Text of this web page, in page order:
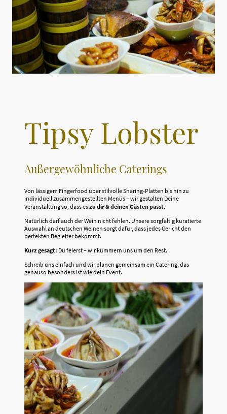
Tipsy Lobster
Außergewöhnliche Caterings
Von lässigem Fingerfood über stilvolle Sharing-Platten bis hin zu
individuell zusammengestellten Menüs – wir gestalten Deine
Veranstaltung so, dass eszu dir & deinen Gästen passt.
Natürlich darf auch der Wein nicht fehlen. Unsere sorgfältig kuratierte
Auswahl an deutschen Weinen sorgt dafür, dass jedes Gericht den
perfekten Begleiter bekommt.
Kurz gesagt: Du feierst – wir kümmern uns um den Rest.
Schreib uns einfach und wir planen gemeinsam ein Catering, das
genauso besonders ist wie dein Event.